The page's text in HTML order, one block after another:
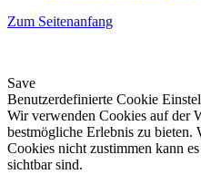
Zum Seitenanfang
Save
Benutzerdefinierte Cookie
Wir verwenden Cookies auf der
bestmögliche Erlebnis zu bieten.
Cookies nicht zustimmen kann
sichtbar sind.